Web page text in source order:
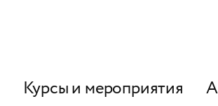
Курсы и мероприятия